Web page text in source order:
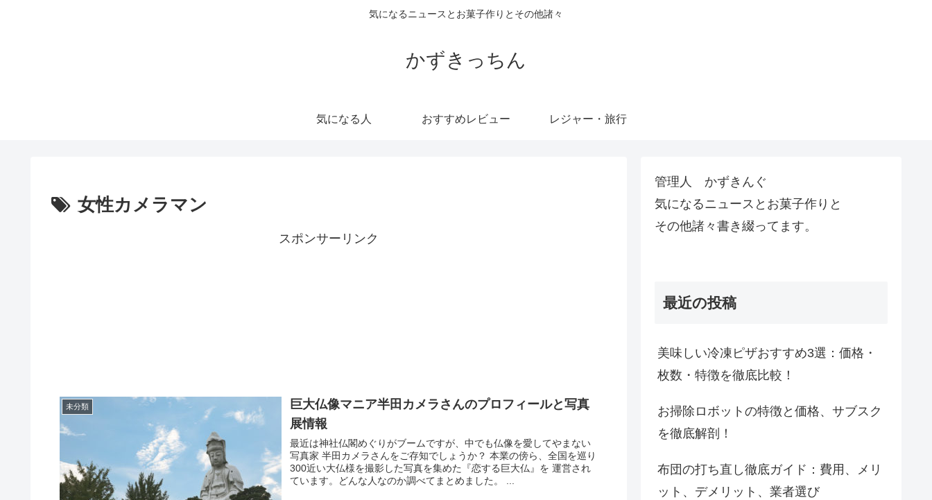
気になるニュースとお菓子作りとその他諸々
かずきっちん
気になる人 おすすめレビュー レジャー・旅行
女性カメラマン
スポンサーリンク
未分類
巨大仏像マニア半田カメラさんのプロフィールと写真
展情報
最近は神社仏閣めぐりがブームですが、中でも仏像を愛してやまない
写真家 半田カメラさんをご存知でしょうか？ 本業の傍ら、全国を巡り
300近い大仏様を撮影した写真を集めた『恋する巨大仏』を 運営され
ています。どんな人なのか調べてまとめました。 ...
管理人 かずきんぐ
気になるニュースとお菓子作りと
その他諸々書き綴ってます。
最近の投稿
美味しい冷凍ピザおすすめ3選：価格・
枚数・特徴を徹底比較！
お掃除ロボットの特徴と価格、サブスク
を徹底解剖！
布団の打ち直し徹底ガイド：費用、メリ
ット、デメリット、業者選び